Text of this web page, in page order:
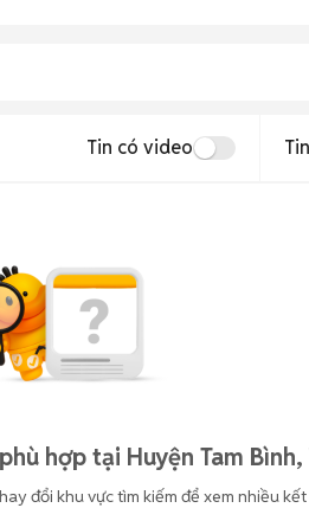
Tin có video
hợp tại Huyện Tam
đổi khu vực tìm kiếm để xem nhiều